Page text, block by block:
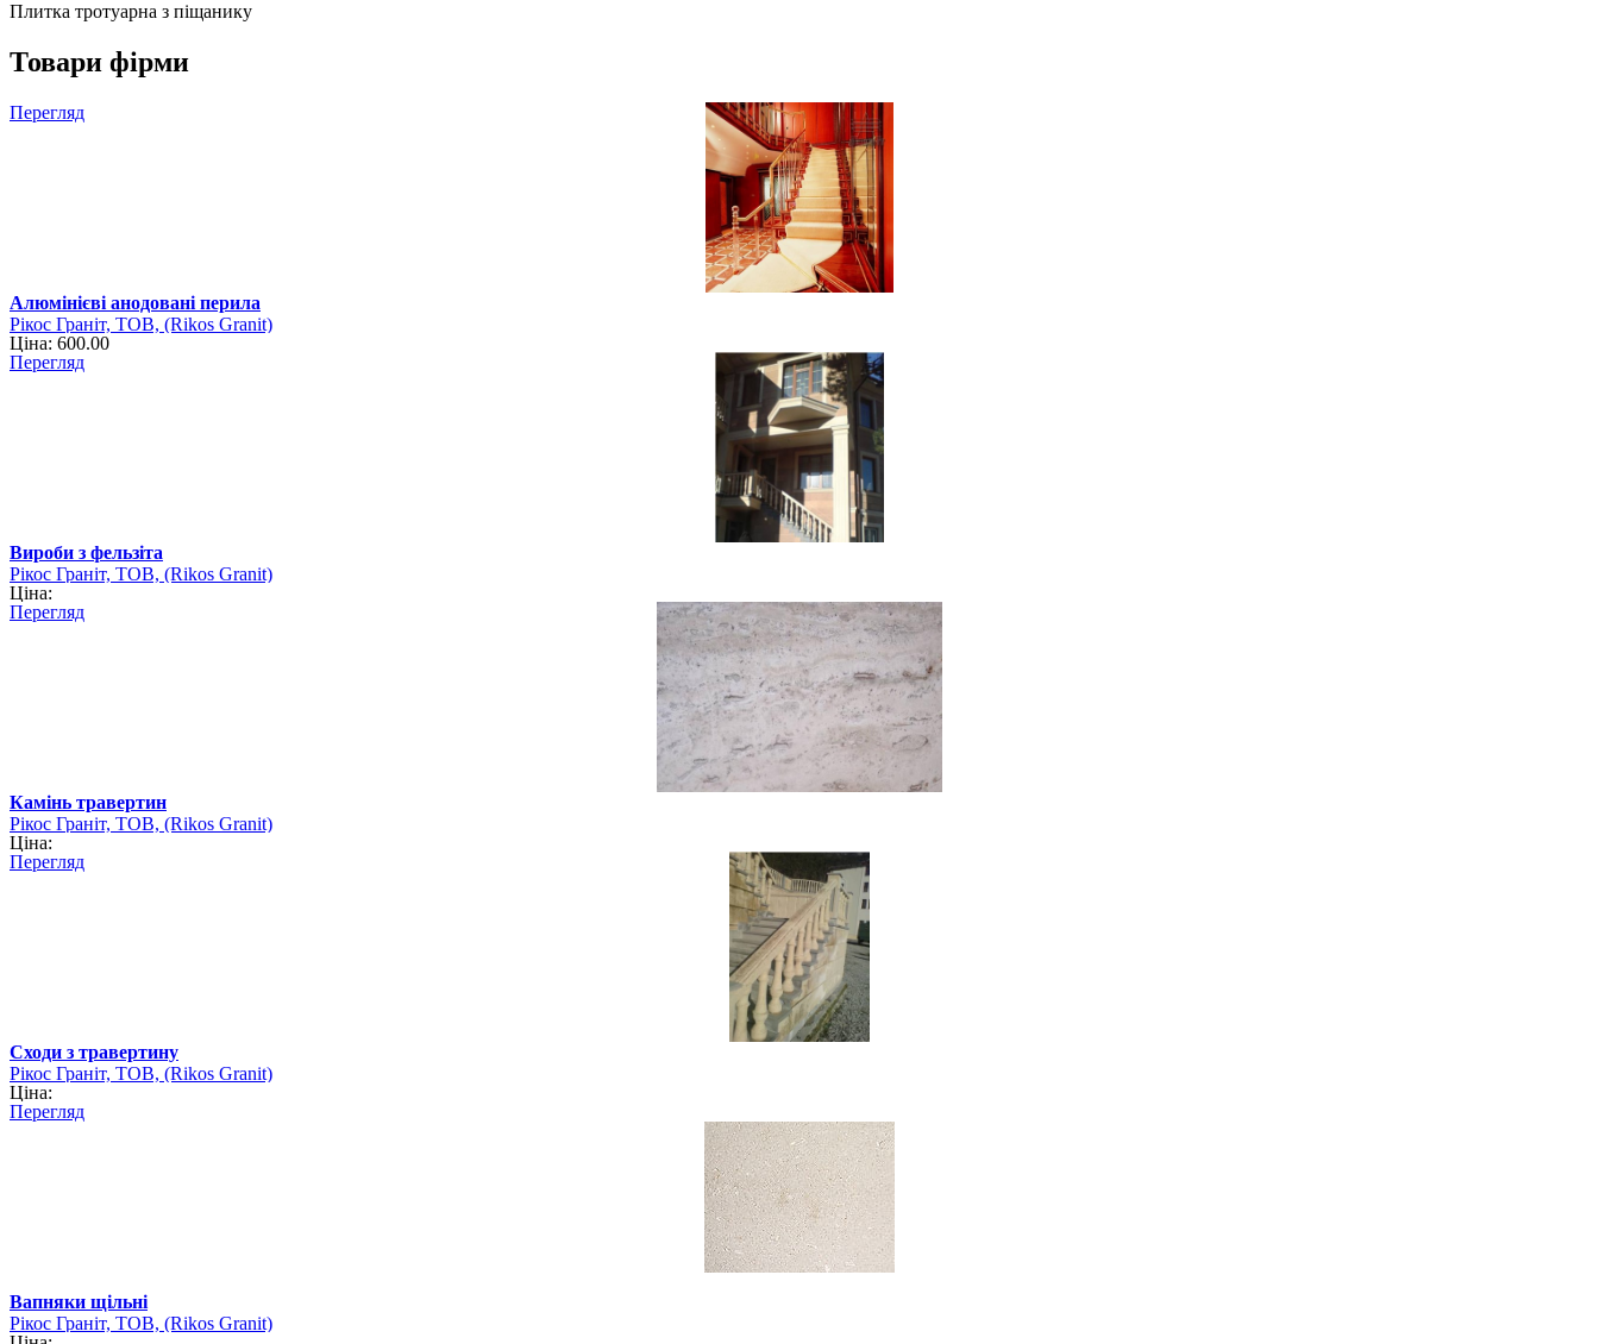
Плитка тротуарна з піщанику
Товари фірми
Перегляд
Алюмінієві анодовані перила
Рікос Граніт, ТОВ, (Rikos Granit)
Ціна: 600.00
Перегляд
Вироби з фельзіта
Рікос Граніт, ТОВ, (Rikos Granit)
Ціна:
Перегляд
Камінь травертин
Рікос Граніт, ТОВ, (Rikos Granit)
Ціна:
Перегляд
Сходи з травертину
Рікос Граніт, ТОВ, (Rikos Granit)
Ціна:
Перегляд
Вапняки щільні
Рікос Граніт, ТОВ, (Rikos Granit)